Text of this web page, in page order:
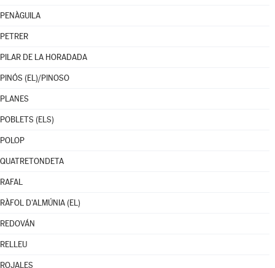
PENÀGUILA
PETRER
PILAR DE LA HORADADA
PINÓS (EL)/PINOSO
PLANES
POBLETS (ELS)
POLOP
QUATRETONDETA
RAFAL
RÀFOL D'ALMÚNIA (EL)
REDOVÁN
RELLEU
ROJALES